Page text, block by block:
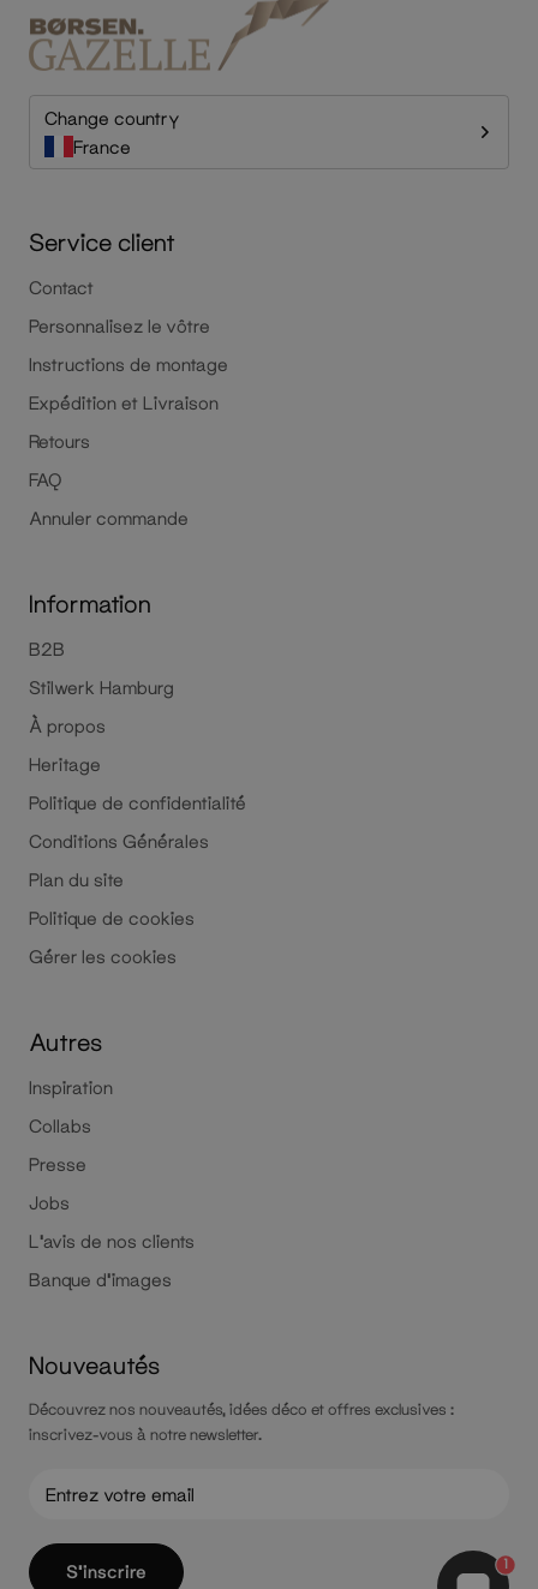
Change country
France
Service client
Contact
Personnalisez le vôtre
Instructions de montage
Expédition et Livraison
Retours
FAQ
Annuler commande
Information
B2B
Stilwerk Hamburg
À propos
Heritage
Politique de confidentialité
Conditions Générales
Plan du site
Politique de cookies
Gérer les cookies
Autres
Inspiration
Collabs
Presse
Jobs
L'avis de nos clients
Banque d'images
Nouveautés
Découvrez nos nouveautés, idées déco et offres exclusives :
inscrivez-vous à notre newsletter.
S'inscrire 1